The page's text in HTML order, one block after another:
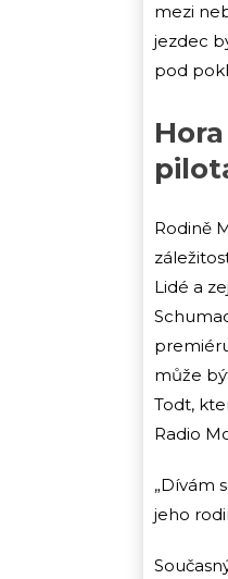
mezi
jezdec
pod
Rodině
Lidé a
může
Todt,
Radio
„Dívám
jeho